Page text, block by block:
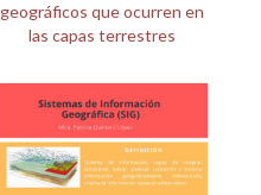
geográficos que ocurren en
las capas terrestres